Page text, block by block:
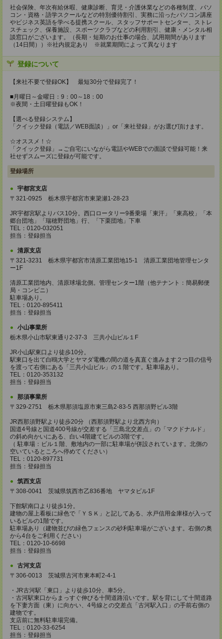
社会保険、年次有給休暇、健康診断、育児・介護休業などの各種制度、パソ
コン・資格・語学スクールなどの特別優待割引、実務に沿ったパソコン講座
やビジネス英語を学べる提携スクール、スタッフサポートセンター、ストレ
スチェック、保養施設、スポーツクラブなどの利用割引、健康・メンタル相
談窓口がございます。（長期・短期のお仕事の場合、試用期間があります
（14日間））※社内規定あり ※就業期間によって異なります
登録について
【来社不要で登録OK】 最短30分で登録完了！
■月曜日～金曜日：9：00～18：00
※夜間・土日曜登録もOK！
【選べる登録システム】
「クイック登録（電話／WEB面談）」or「来社登録」がお選び頂けます。
☆オススメ！☆
「クイック登録」→ご自宅にいながら電話やWEBでの面談で登録可能！来
社せずスムーズに登録が可能です。
登録場所
宇都宮支店
〒321-0925 栃木県宇都宮市東簗瀬1-28-23
JR宇都宮駅よりバス10分。西口ロータリー9番乗場「東汗」「東高校」「本
郷台団地」「瑞穂野団地」行、「下栗団地」下車
TEL：0120-032051
担当：登録担当
清原支店
〒321-3231 栃木県宇都宮市清原工業団地15-1 清原工業団地管理センタ
ー1F
清原工業団地内、清原球場北側。管理センター1階（他テナント：簡易郵便
局・コンビニ）
駐車場あり。
TEL：0120-895411
担当：登録担当
小山事業所
栃木県小山市駅東通り2-37-3 三共小山ビル１F
JR小山駅東口より徒歩10分。
駅東口を出て白鴎大学とヤマダ電機の間の道を真直ぐ進みます２つ目の信号
を渡って右側にある「三共小山ビル」の１階です。駐車場あり。
TEL：0120-353132
担当：登録担当
那須事業所
〒329-2751 栃木県那須塩原市東三島2-83-5 西那須野ビル3階
JR西那須野駅より徒歩20分 （西那須野駅より北西方向）
国道4号線と国道400号線が交差する「三島北交差点」の「マクドナルド」
の斜め向かいにある、白い4階建てビルの3階です。
（ 駐車場：ビル１階、敷地内の一部に駐車場が併設されています。北側の
空いているところへ停めてください）
TEL：0120-897731
担当：登録担当
筑西支店
〒308-0041 茨城県筑西市乙836番地 ヤマタビル1F
下館駅南口より徒歩1分。
建物の屋上看板に緑色で「ＹＳＫ」と記してある、水戸信用金庫様が入って
いるビルの1階です。
駐車場あり（建物並びの緑色フェンスの砂利駐車場がございます。右側の奥
から4台をご利用ください）
TEL：0120-10-6698
担当：登録担当
古河支店
〒306-0013 茨城県古河市東本町2-4-1
・JR古河駅「東口」より徒歩10分、車5分。
・古河駅東口からまっすぐ伸びる十間道路沿いです。駅を背にして十間道路
を下妻方面（東）に向かい、4号線との交差点「古河駅入口」の手前右側の
建物です。
支店前に無料駐車場完備。
TEL：0120-33-6254
担当：登録担当